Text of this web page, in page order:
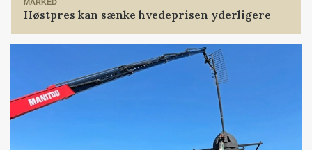
MARKED
Høstpres kan sænke hvedeprisen yderligere